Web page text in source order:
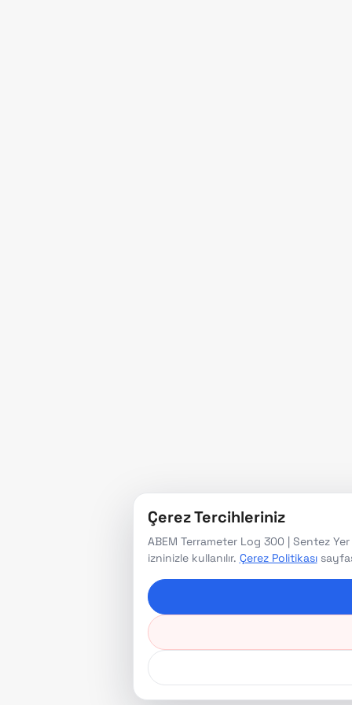
Çerez Tercihleriniz
ABEM Terrameter Log 300 | Sentez
izninizle kullanılır. Çerez Politikası